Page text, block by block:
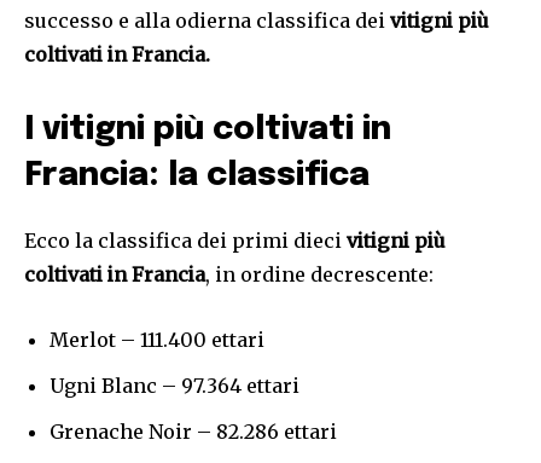
successo e alla odierna classifica dei vitigni più
coltivati in Francia.
I vitigni più coltivati in
Francia: la classifica
Ecco la classifica dei primi dieci vitigni più
coltivati in Francia, in ordine decrescente:
Merlot – 111.400 ettari
Ugni Blanc – 97.364 ettari
Grenache Noir – 82.286 ettari